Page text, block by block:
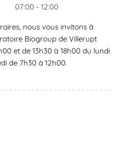
07:00 - 12:00
nous vous invitons à
Biogroup de Villerupt
et de 13h30 à 18h00 du lundi
de 7h30 à 12h00.